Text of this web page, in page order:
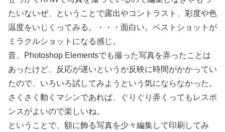
たいないぜ、ということで露出やコントラスト、彩度や色
温度をいじくってみる。・・・面白い。ベストショットが
ミラクルショットになる感じ。
昔、Photoshop Elementsでも撮った写真を弄ったことは
あったけど、反応が遅いというか反映に時間がかかってい
たので、いろいろ試してみようという気にならなかった。
さくさく動くマシンであれば、ぐりぐり弄くってもレスポ
ンスがよいので楽しいね。
ということで、額に飾る写真を少々編集して印刷してみ